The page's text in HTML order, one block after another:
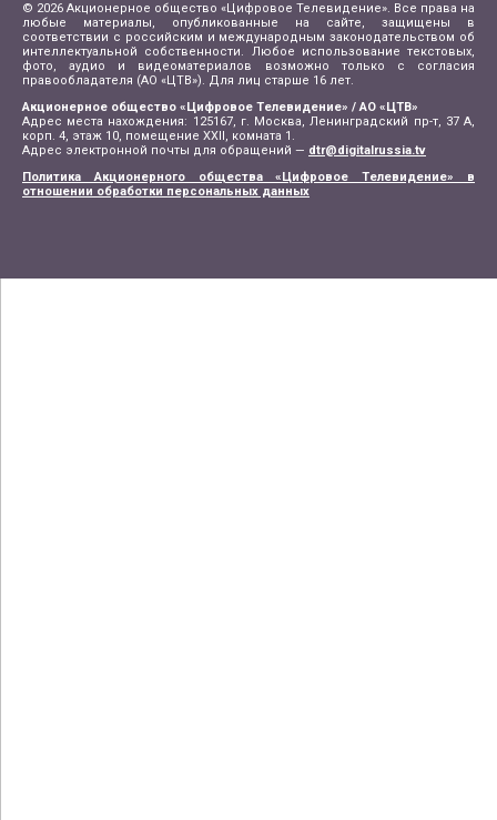
© 2026 Акционерное общество «Цифровое Телевидение». Все права на
любые материалы, опубликованные на сайте, защищены в
соответствии с российским и международным законодательством об
интеллектуальной собственности. Любое использование текстовых,
фото, аудио и видеоматериалов возможно только с согласия
правообладателя (АО «ЦТВ»). Для лиц старше 16 лет.
Акционерное общество «Цифровое Телевидение» / АО «ЦТВ»
Адрес места нахождения: 125167, г. Москва, Ленинградский пр-т, 37 А,
корп. 4, этаж 10, помещение XXII, комната 1.
Адрес электронной почты для обращений — dtr@digitalrussia.tv
Политика Акционерного общества «Цифровое Телевидение» в
отношении обработки персональных данных